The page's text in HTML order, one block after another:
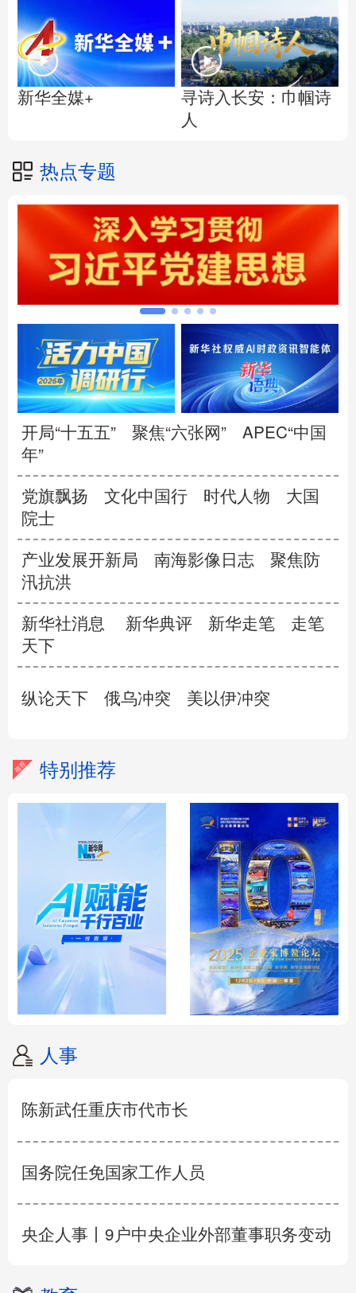
新华全媒+
寻诗入长安：巾帼诗
人
热点专题
开局“十五五” 聚焦“六张网”
APEC“中国
年”
党旗飘扬 文化中国行 时代人物
大国
院士
产业发展开新局 南海影像日志
聚焦防
汛抗洪
新华社消息 新华典评 新华走笔
走笔
天下
纵论天下 俄乌冲突 美以伊冲突
特别推荐
人事
陈新武任重庆市代市长
国务院任免国家工作人员
央企人事丨9户中央企业外部董事职务变动